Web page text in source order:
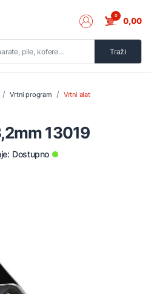
Traži
0 0,00
Vrtni program Vrtni alat
13019
Dostupno